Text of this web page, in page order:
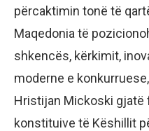
përcaktimin tonë të
Maqedonia të
shkencës, kërkimit,
moderne e
Hristijan Mickoski
konstituive të Këshillit